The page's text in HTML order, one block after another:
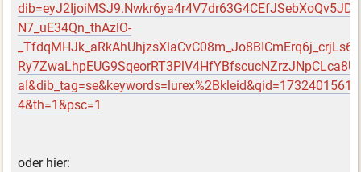
dib=eyJ2IjoiMSJ9.Nwkr6ya4r4V7dr63G4CEfJSebXoQv5JD-
N7_uE34Qn_thAzlO-
4&th=1&psc=1
oder hier: